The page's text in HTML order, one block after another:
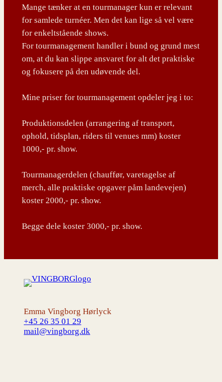
Mange tænker at en tourmanager kun er relevant
for samlede turnéer. Men det kan lige så vel være
for enkeltstående shows.
For tourmanagement handler i bund og grund mest
om, at du kan slippe ansvaret for alt det praktiske
og fokusere på den udøvende del.
Mine priser for tourmanagement opdeler jeg i to:
Produktionsdelen (arrangering af transport,
ophold, tidsplan, riders til venues mm) koster
1000,- pr. show.
Tourmanagerdelen (chauffør, varetagelse af
merch, alle praktiske opgaver påm landevejen)
koster 2000,- pr. show.
Begge dele koster 3000,- pr. show.
Emma Vingborg Hørlyck
+45 26 35 01 29
mail@vingborg.dk